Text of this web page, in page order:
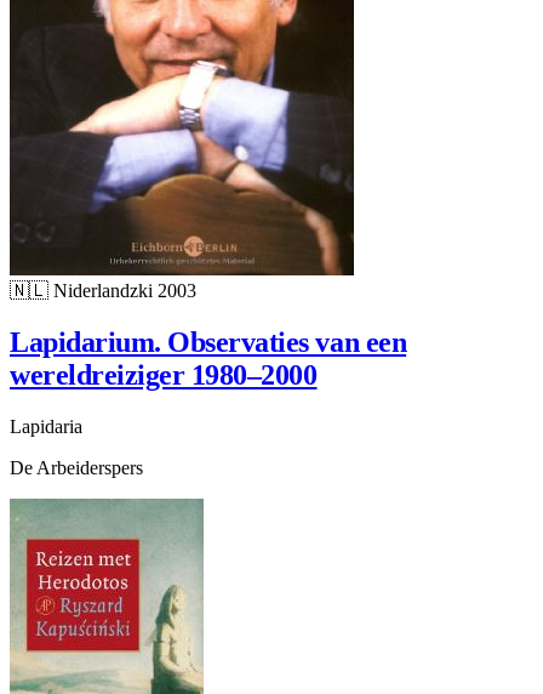
🇳🇱 Niderlandzki 2003
Lapidarium. Observaties van een
wereldreiziger 1980–2000
Lapidaria
De Arbeiderspers